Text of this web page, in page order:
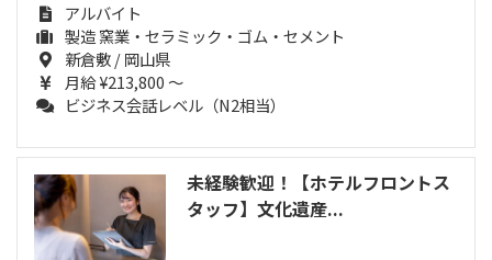
アルバイト
製造 窯業・セラミック・ゴム・セメント
新倉敷 / 岡山県
月給 ¥213,800 ～
ビジネス会話レベル（N2相当）
未経験歓迎！【ホテルフロントス
タッフ】文化遺産...